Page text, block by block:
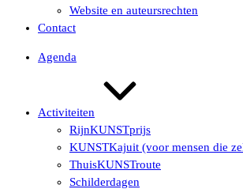
Website en auteursrechten
Contact
Agenda
Activiteiten
RijnKUNSTprijs
KUNSTKajuit (voor mensen die
ThuisKUNSTroute
Schilderdagen